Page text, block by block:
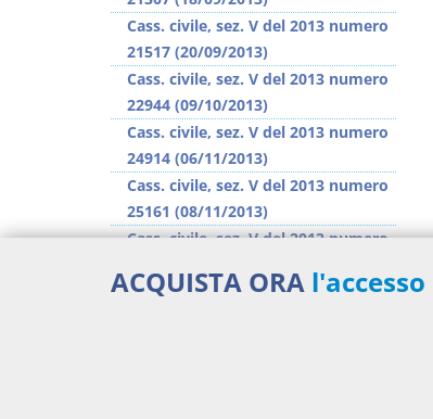
Cass. civile, sez. V del 2013 numero
21517 (20/09/2013)
Cass. civile, sez. V del 2013 numero
22944 (09/10/2013)
Cass. civile, sez. V del 2013 numero
24914 (06/11/2013)
Cass. civile, sez. V del 2013 numero
25161 (08/11/2013)
Cass. civile, sez. V del 2013 numero
Cass. civile, sez. V del 2013 numero
ACQUISTA ORA l'accesso